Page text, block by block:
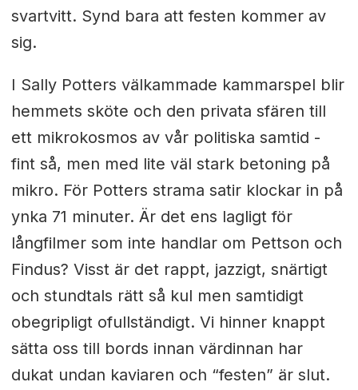
svartvitt. Synd bara att festen kommer av
sig.
I Sally Potters välkammade kammarspel blir
hemmets sköte och den privata sfären till
ett mikrokosmos av vår politiska samtid -
fint så, men med lite väl stark betoning på
mikro. För Potters strama satir klockar in på
ynka 71 minuter. Är det ens lagligt för
långfilmer som inte handlar om Pettson och
Findus? Visst är det rappt, jazzigt, snärtigt
och stundtals rätt så kul men samtidigt
obegripligt ofullständigt. Vi hinner knappt
sätta oss till bords innan värdinnan har
dukat undan kaviaren och “festen” är slut.